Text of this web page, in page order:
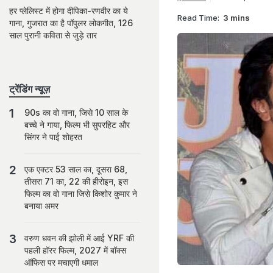
Read Time: 3 mins
हर प्लेलिस्ट में होगा दीपिका-रणवीर का ये
गाना, गुजरात का है पॉपुलर लोकगीत, 126
साल पुरानी कविता से जुड़े तार
ट्रेंडिंग न्यूज़
90s का वो गाना, जिसे 10 साल के
बच्चे ने गाया, फिल्म भी सुपरहिट और
सिंगर ने पाई शोहरत
एक एक्टर 53 साल का, दूसरा 68,
तीसरा 71 का, 22 की हीरोइन, इस
फिल्म का वो गाना जिसे किशोर कुमार ने
बनाया अमर
वरुण धवन की झोली में आई YRF की
पहली हॉरर फिल्म, 2027 में बॉक्स
ऑफिस पर मचाएगी धमाल